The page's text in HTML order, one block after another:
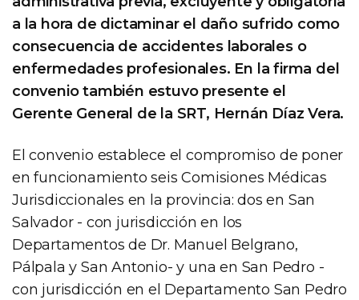
a la hora de dictaminar el daño sufrido como
consecuencia de accidentes laborales o
enfermedades profesionales. En la firma del
convenio también estuvo presente el
Gerente General de la SRT, Hernán Díaz Vera.
El convenio establece el compromiso de poner
en funcionamiento seis Comisiones Médicas
Jurisdiccionales en la provincia: dos en San
Salvador - con jurisdicción en los
Departamentos de Dr. Manuel Belgrano,
Pálpala y San Antonio- y una en San Pedro -
con jurisdicción en el Departamento San Pedro